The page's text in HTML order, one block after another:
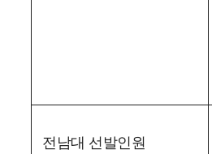
전남대 선발인원